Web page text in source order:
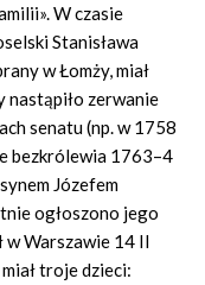
W czasie
Stanisława
w Łomży, miał
nastąpiło zerwanie
senatu (np. w1758
bezkrólewia 1763–4
Józefem
ogłoszono jego
w Warszawie 14 II
miał troje dzieci: